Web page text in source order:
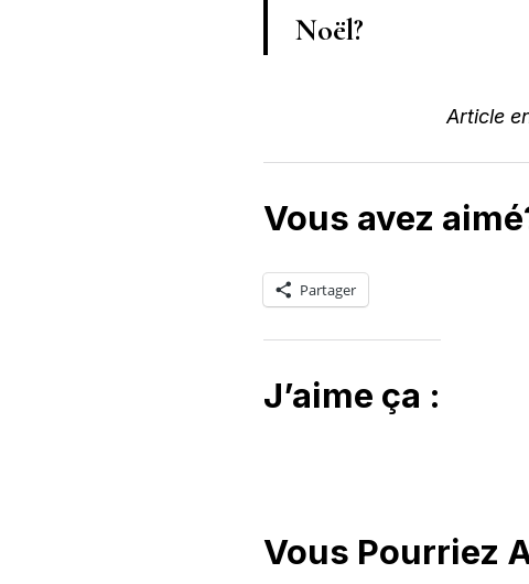
Noël?
Article
Vous avez
Partager
J’aime ça :
Vous Pourriez